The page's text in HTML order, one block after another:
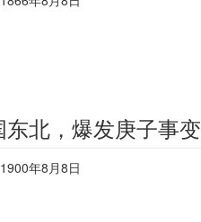
北，爆发庚子事变
1900年8月8日